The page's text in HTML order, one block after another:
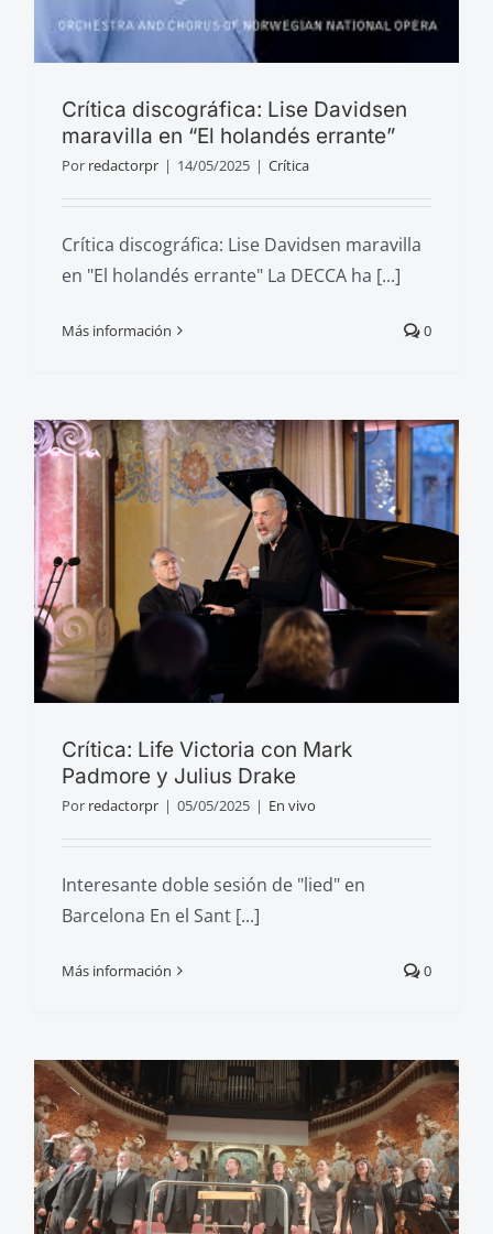
Crítica discográfica: Lise Davidsen
maravilla en “El holandés errante”
Por redactorpr | 14/05/2025 | Crítica
Crítica discográfica: Lise Davidsen maravilla
en "El holandés errante" La DECCA ha [...]
Más información 0
Crítica: Life Victoria con Mark
Padmore y Julius Drake
Por redactorpr | 05/05/2025 | En vivo
Interesante doble sesión de "lied" en
Barcelona En el Sant [...]
Más información 0